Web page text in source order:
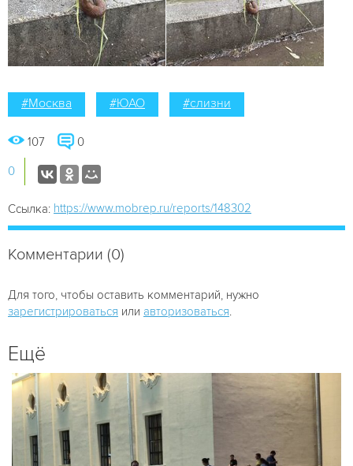
#Москва #ЮАО #слизни
107 0
0
Ссылка: https://www.mobrep.ru/reports/148302
Комментарии (0)
Для того, чтобы оставить комментарий, нужно
зарегистрироваться или авторизоваться
Ещё